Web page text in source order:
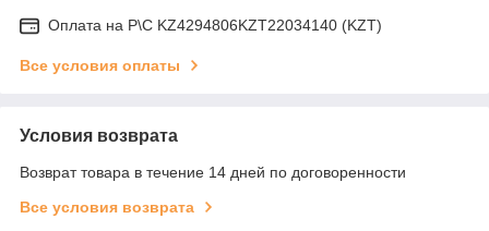
Оплата на Р\С KZ4294806KZT22034140 (KZT)
Все условия оплаты
Условия возврата
Возврат товара в течение 14 дней по договоренности
Все условия возврата